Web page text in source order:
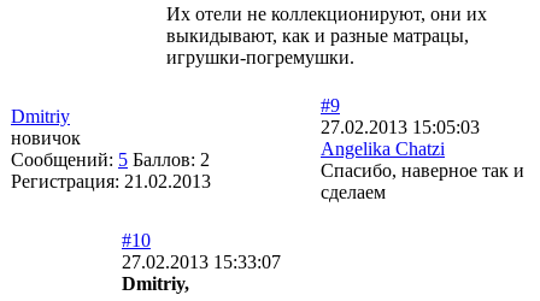
Их отели не коллекционируют, они их
выкидывают, как и разные матрацы,
игрушки-погремушки.
Dmitriy
новичок
Сообщений: 5 Баллов: 2
Регистрация: 21.02.2013
#9
27.02.2013 15:05:03
Angelika Chatzi
Спасибо, наверное так и
сделаем
#10
27.02.2013 15:33:07
Dmitriy,